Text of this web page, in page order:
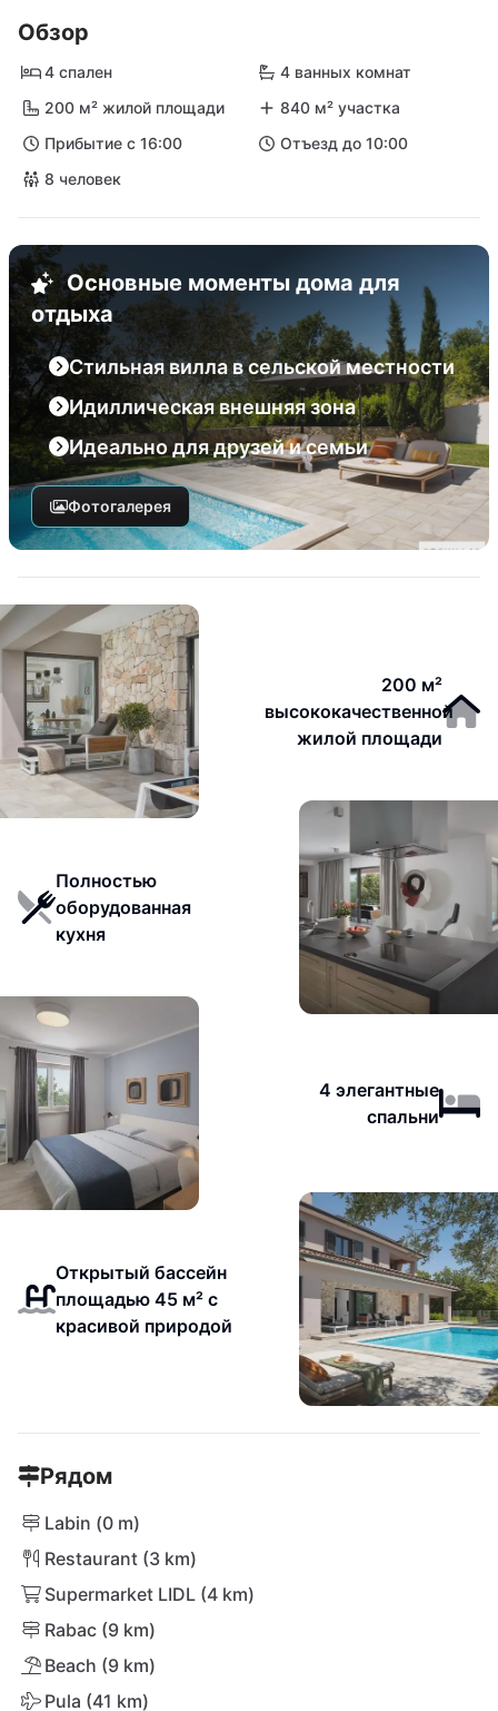
Обзор
4 спален
4 ванных комнат
200 м² жилой площади
840 м² участка
Прибытие с 16:00
Отъезд до 10:00
8 человек
Основные моменты дома для
отдыха
Стильная вилла в сельской местности
Идиллическая внешняя зона
Идеально для друзей и семьи
Фотогалерея
200 м²
высококачественной
жилой площади
Полностью
оборудованная
кухня
4 элегантные
спальни
Открытый бассейн
площадью 45 м² с
красивой природой
Рядом
Labin (0 m)
Restaurant (3 km)
Supermarket LIDL (4 km)
Rabac (9 km)
Beach (9 km)
Pula (41 km)